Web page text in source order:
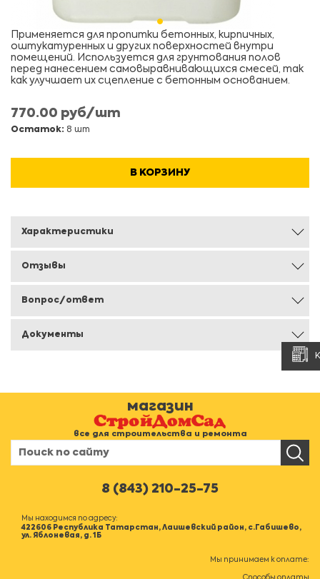
Применяется для пропитки бетонных, кирпичных,
оштукатуренных и других поверхностей внутри
помещений. Используется для грунтования полов
перед нанесением самовыравнивающихся смесей, так
как улучшает их сцепление с бетонным основанием.
770.00 руб/шт
Остаток: 8 шт
В КОРЗИНУ
Характеристики
Отзывы
Вопрос/ответ
Документы
магазин
все для строительства и ремонта
8 (843) 210-25-75
Мы находимся по адресу:
422606 Республика Татарстан, Лаишевский район, с.Габишево,
ул. Яблоневая, д. 1Б
Мы принимаем к оплате:
Способы оплаты